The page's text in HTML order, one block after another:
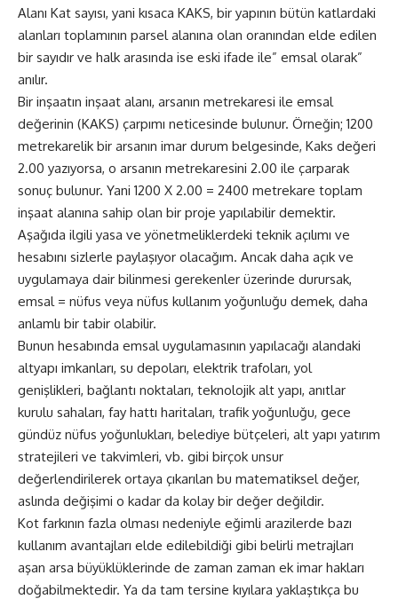
Alanı Kat sayısı, yani kısaca KAKS, bir yapının bütün katlardaki
alanları toplamının parsel alanına olan oranından elde edilen
bir sayıdır ve halk arasında ise eski ifade ile” emsal olarak”
anılır.
Bir inşaatın inşaat alanı, arsanın metrekaresi ile emsal
değerinin (KAKS) çarpımı neticesinde bulunur. Örneğin; 1200
metrekarelik bir arsanın imar durum belgesinde, Kaks değeri
2.00 yazıyorsa, o arsanın metrekaresini 2.00 ile çarparak
sonuç bulunur. Yani 1200 X 2.00 = 2400 metrekare toplam
inşaat alanına sahip olan bir proje yapılabilir demektir.
Aşağıda ilgili yasa ve yönetmeliklerdeki teknik açılımı ve
hesabını sizlerle paylaşıyor olacağım. Ancak daha açık ve
uygulamaya dair bilinmesi gerekenler üzerinde durursak,
emsal = nüfus veya nüfus kullanım yoğunluğu demek, daha
anlamlı bir tabir olabilir.
Bunun hesabında emsal uygulamasının yapılacağı alandaki
altyapı imkanları, su depoları, elektrik trafoları, yol
genişlikleri, bağlantı noktaları, teknolojik alt yapı, anıtlar
kurulu sahaları, fay hattı haritaları, trafik yoğunluğu, gece
gündüz nüfus yoğunlukları, belediye bütçeleri, alt yapı yatırım
stratejileri ve takvimleri, vb. gibi birçok unsur
değerlendirilerek ortaya çıkarılan bu matematiksel değer,
aslında değişimi o kadar da kolay bir değer değildir.
Kot farkının fazla olması nedeniyle eğimli arazilerde bazı
kullanım avantajları elde edilebildiği gibi belirli metrajları
aşan arsa büyüklüklerinde de zaman zaman ek imar hakları
doğabilmektedir. Ya da tam tersine kıyılara yaklaştıkça bu